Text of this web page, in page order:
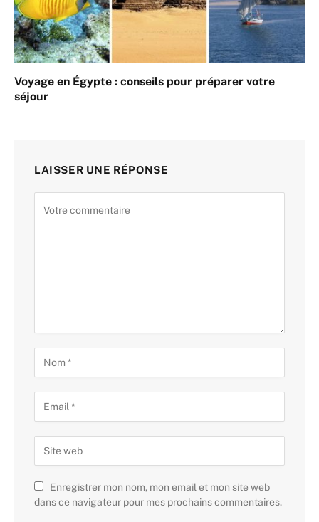
Voyage en Égypte : conseils pour préparer votre
séjour
LAISSER UNE RÉPONSE
Enregistrer mon nom, mon email et mon site web
dans ce navigateur pour mes prochains commentaires.